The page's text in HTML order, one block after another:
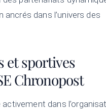
dans l’univers des
et sportives
Chronopost
dans